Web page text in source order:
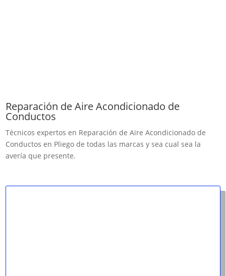
Reparación de Aire Acondicionado de
Conductos
Técnicos expertos en Reparación de Aire Acondicionado de
Conductos en Pliego de todas las marcas y sea cual sea la
avería que presente.